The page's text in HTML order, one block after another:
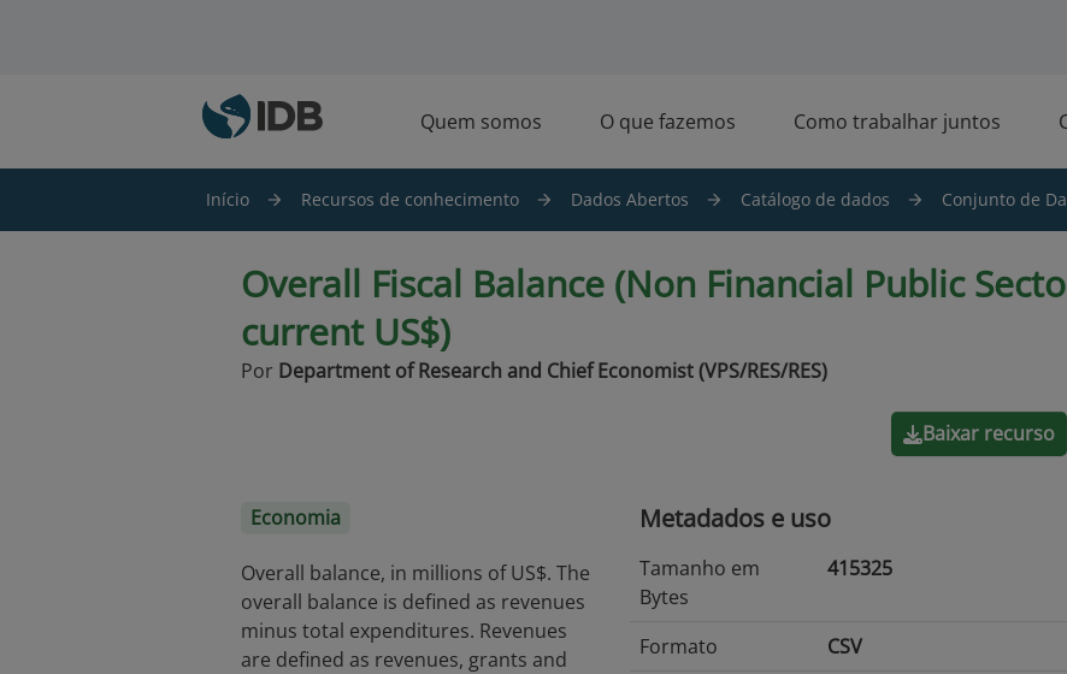
Quem somos O que fazemos Como trabalhar juntos
Início Recursos de conhecimento Dados Abertos Catálogo de dados Conjunto de
Overall Fiscal Balance (Non Financial Public
current US$)
Por Department of Research and Chief Economist (VPS/RES/RES)
Baixar recurso
Economia
Overall balance, in millions of US$. The
overall balance is defined as revenues
minus total expenditures. Revenues
are defined as revenues, grants and
Metadados e uso
Tamanho em
Bytes
415325
Formato
CSV